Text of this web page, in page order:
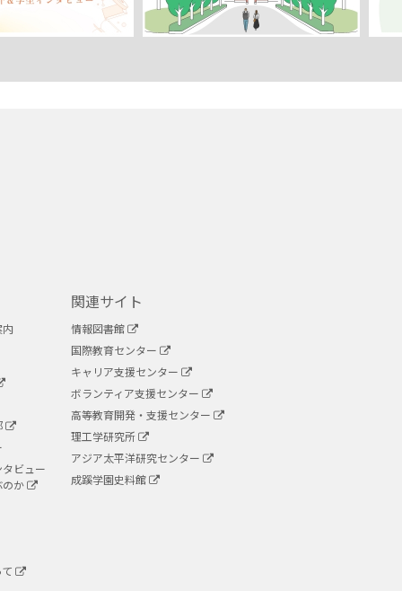
ビュー
のか
て
関連サイト
情報図書館
国際教育センター
キャリア支援センター
ボランティア支援センター
高等教育開発・支援センター
理工学研究所
アジア太平洋研究センター
成蹊学園史料館